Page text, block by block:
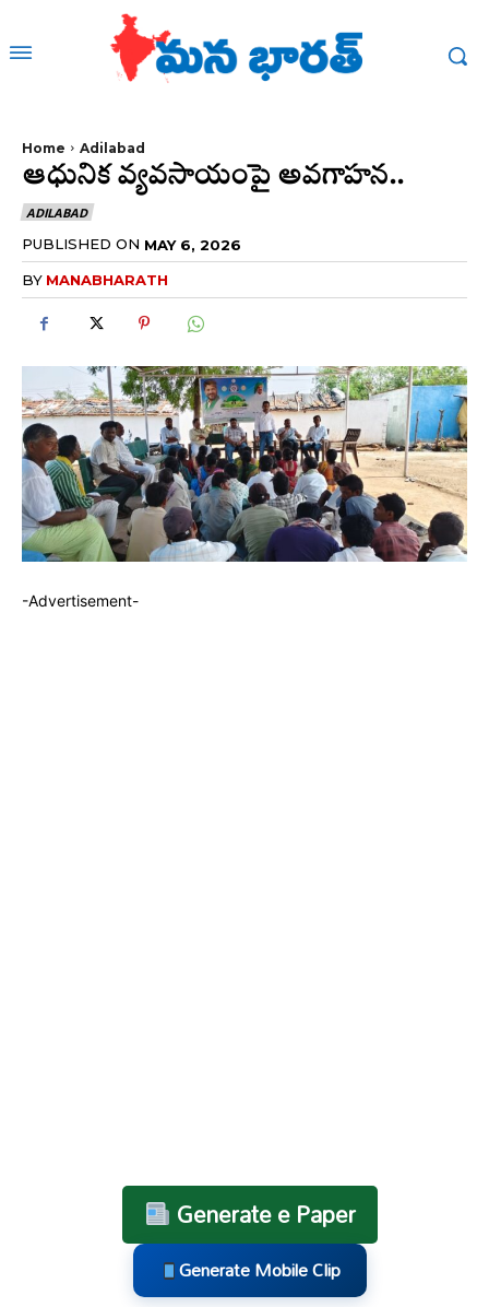
Home Adilabad
ఆధునిక వ్యవసాయంపై అవగాహన..
ADILABAD
PUBLISHED ON MAY 6, 2026
BY MANABHARATH
-Advertisement-
Generate e Paper
Generate Mobile Clip